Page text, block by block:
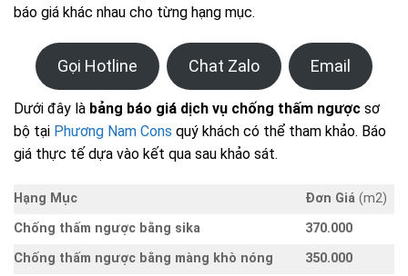
báo giá khác nhau cho từng hạng mục.
Gọi Hotline Chat Zalo Email
Dưới đây là bảng báo giá dịch vụ chống thấm ngược sơ
bộ tại Phương Nam Cons quý khách có thể tham khảo. Báo
giá thực tế dựa vào kết qua sau khảo sát.
Hạng Mục Đơn Giá (m2)
Chống thấm ngược bằng sika
370.000
Chống thấm ngược bằng màng khò nóng
350.000